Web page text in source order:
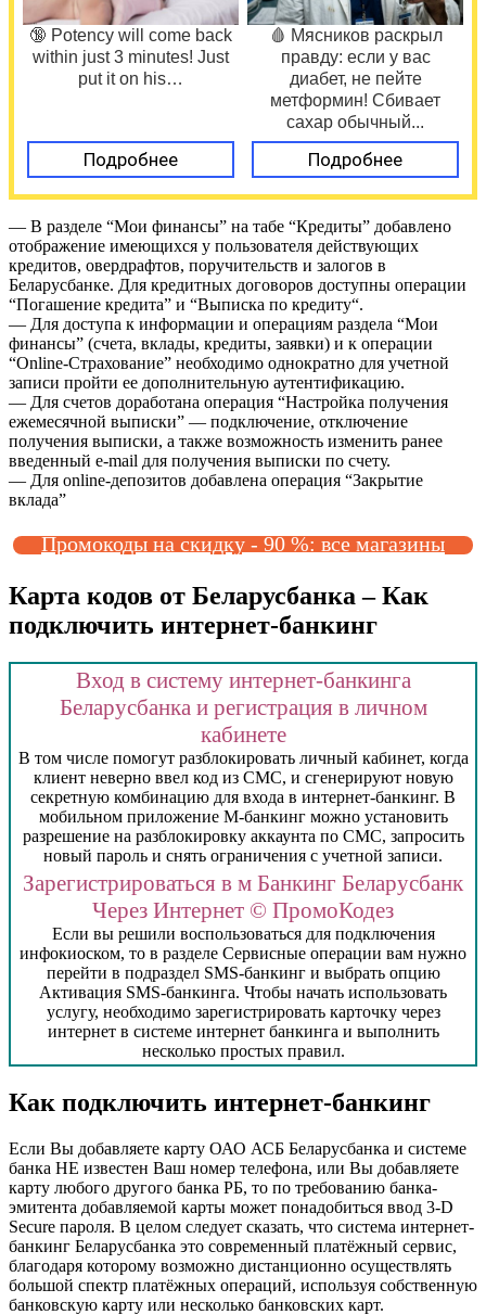
🔞 Potency will come back
within just 3 minutes! Just
put it on his…
Подробнее
🩸 Мясников раскрыл
правду: если у вас
диабет, не пейте
метформин! Сбивает
сахар обычный...
Подробнее
— В разделе “Мои финансы” на табе “Кредиты” добавлено
отображение имеющихся у пользователя действующих
кредитов, овердрафтов, поручительств и залогов в
Беларусбанке. Для кредитных договоров доступны операции
“Погашение кредита” и “Выписка по кредиту“.
— Для доступа к информации и операциям раздела “Мои
финансы” (счета, вклады, кредиты, заявки) и к операции
“Online-Страхование” необходимо однократно для учетной
записи пройти ее дополнительную аутентификацию.
— Для счетов доработана операция “Настройка получения
ежемесячной выписки” — подключение, отключение
получения выписки, а также возможность изменить ранее
введенный e-mail для получения выписки по счету.
— Для online-депозитов добавлена операция “Закрытие
вклада”
Промокоды на скидку - 90 %: все магазины
Карта кодов от Беларусбанка – Как
подключить интернет-банкинг
Вход в систему интернет-банкинга
Беларусбанка и регистрация в личном
кабинете
В том числе помогут разблокировать личный кабинет, когда
клиент неверно ввел код из СМС, и сгенерируют новую
секретную комбинацию для входа в интернет-банкинг. В
мобильном приложение М-банкинг можно установить
разрешение на разблокировку аккаунта по СМС, запросить
новый пароль и снять ограничения с учетной записи.
Зарегистрироваться в м Банкинг Беларусбанк
Через Интернет © ПромоКодез
Если вы решили воспользоваться для подключения
инфокиоском, то в разделе Сервисные операции вам нужно
перейти в подраздел SMS-банкинг и выбрать опцию
Активация SMS-банкинга. Чтобы начать использовать
услугу, необходимо зарегистрировать карточку через
интернет в системе интернет банкинга и выполнить
несколько простых правил.
Как подключить интернет-банкинг
Если Вы добавляете карту ОАО АСБ Беларусбанка и системе
банка НЕ известен Ваш номер телефона, или Вы добавляете
карту любого другого банка РБ, то по требованию банка-
эмитента добавляемой карты может понадобиться ввод 3-D
Secure пароля. В целом следует сказать, что система интернет-
банкинг Беларусбанка это современный платёжный сервис,
благодаря которому возможно дистанционно осуществлять
большой спектр платёжных операций, используя собственную
банковскую карту или несколько банковских карт.